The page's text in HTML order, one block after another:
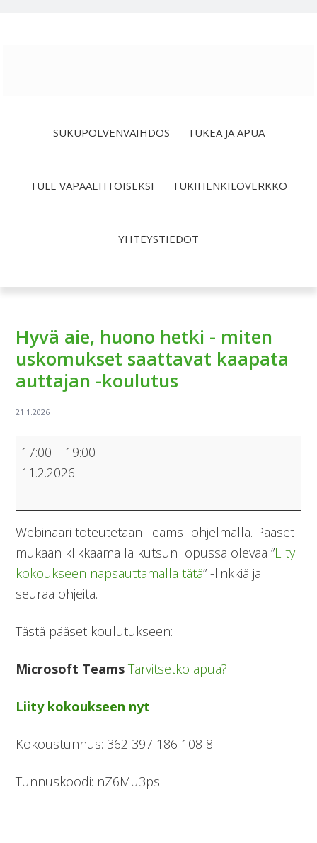
SUKUPOLVENVAIHDOS TUKEA JA APUA
TULE VAPAAEHTOISEKSI TUKIHENKILÖVERKKO
YHTEYSTIEDOT
Hyvä aie, huono hetki - miten
uskomukset saattavat kaapata
auttajan -koulutus
Hyvä
aie,
hetki
-
miten
uskomukset
saattavat
auttajan
koulutus
17:00 – 19:00
11.2.2026
Webinaari toteutetaan Teams -ohjelmalla. Pääset
mukaan klikkaamalla kutsun lopussa olevaa ”Liity
kokoukseen napsauttamalla tätä” -linkkiä ja
seuraa ohjeita.
Tästä pääset koulutukseen:
Microsoft Teams Tarvitsetko apua?
Liity kokoukseen nyt
Kokoustunnus: 362 397 186 108 8
Tunnuskoodi: nZ6Mu3ps